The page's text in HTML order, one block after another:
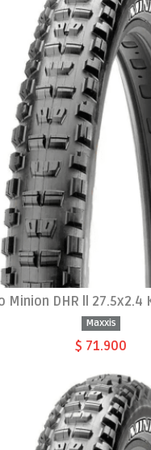
DHR ll 27.5x2.4 K
Maxxis
$ 71.900